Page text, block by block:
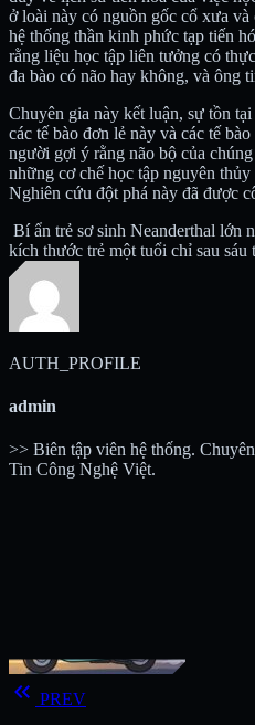
ở loài này có nguồn gốc cổ xưa
hệ thống thần kinh phức tạp tiến
rằng liệu học tập liên tưởng có
đa bào có não hay không, và ông
Chuyên gia này kết luận, sự tồn
các tế bào đơn lẻ này và các tế
người gợi ý rằng não bộ của
những cơ chế học tập nguyên
Nghiên cứu đột phá này đã được
Bí ẩn trẻ sơ sinh Neanderthal lớn
kích thước trẻ một tuổi chỉ sau sáu
AUTH_PROFILE
admin
>> Biên tập viên hệ thống.
Tin Công Nghệ Việt.
keyboard_double_arrow_left PREV